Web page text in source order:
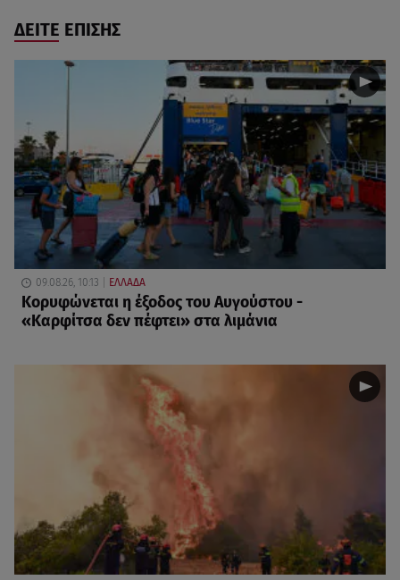
ΔΕΙΤΕ ΕΠΙΣΗΣ
09.08.26, 10:13 ΕΛΛΑΔΑ
Κορυφώνεται η έξοδος του Αυγούστου -
«Καρφίτσα δεν πέφτει» στα λιμάνια